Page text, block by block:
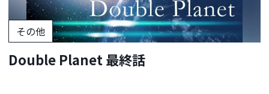
その他
Double Planet 最終話